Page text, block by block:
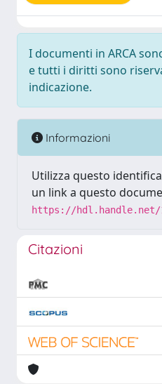
I documenti in ARCA
e tutti i diritti sono
indicazione.
Informazioni
Utilizza questo
un link a questo
https://hdl.handle.net/
Citazioni